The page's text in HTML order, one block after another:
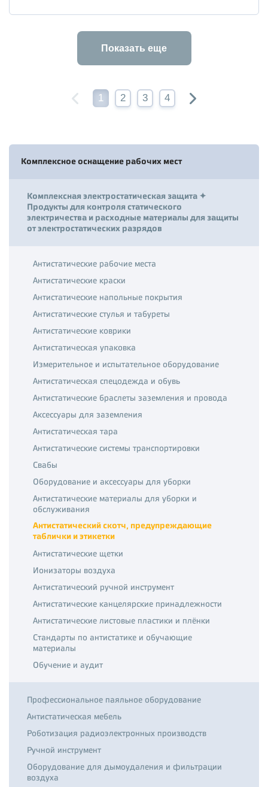
Показать еще
1 2 3 4
Комплексное оснащение рабочих мест
Комплексная электростатическая защита ✦
Продукты для контроля статического
электричества и расходные материалы для защиты
от электростатических разрядов
Антистатические рабочие места
Антистатические краски
Антистатические напольные покрытия
Антистатические стулья и табуреты
Антистатические коврики
Антистатическая упаковка
Измерительное и испытательное оборудование
Антистатическая спецодежда и обувь
Антистатические браслеты заземления и провода
Аксессуары для заземления
Антистатическая тара
Антистатические системы транспортировки
Свабы
Оборудование и аксессуары для уборки
Антистатические материалы для уборки и
обслуживания
Антистатический скотч, предупреждающие
таблички и этикетки
Антистатические щетки
Ионизаторы воздуха
Антистатический ручной инструмент
Антистатические канцелярские принадлежности
Антистатические листовые пластики и плёнки
Стандарты по антистатике и обучающие
материалы
Обучение и аудит
Профессиональное паяльное оборудование
Антистатическая мебель
Роботизация радиоэлектронных производств
Ручной инструмент
Оборудование для дымоудаления и фильтрации
воздуха